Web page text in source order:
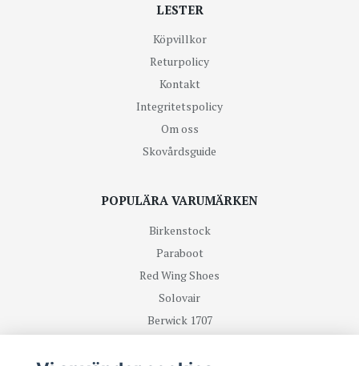
LESTER
Köpvillkor
Returpolicy
Kontakt
Integritetspolicy
Om oss
Skovårdsguide
POPULÄRA VARUMÄRKEN
Birkenstock
Paraboot
Red Wing Shoes
Solovair
Berwick 1707